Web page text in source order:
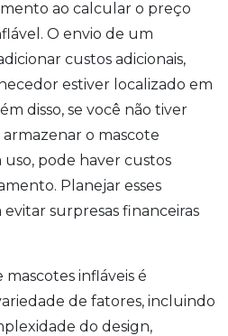
ao calcular o preço
O envio de um
custos adicionais,
estiver localizado em
disso, se você não tiver
o mascote
pode haver custos
Planejar esses
surpresas financeiras
infláveis é
de fatores, incluindo
do design,